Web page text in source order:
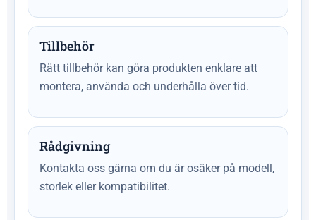
Tillbehör
Rätt tillbehör kan göra produkten enklare att
montera, använda och underhålla över tid.
Rådgivning
Kontakta oss gärna om du är osäker på modell,
storlek eller kompatibilitet.